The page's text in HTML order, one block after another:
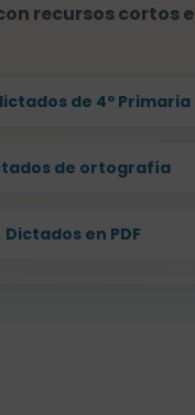
recursos cortos e
de 4º Primaria
de ortografía
Dictados en PDF